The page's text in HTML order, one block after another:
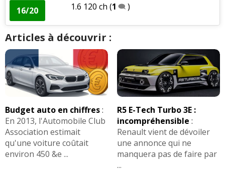
16/20 1.6 120 ch (1 )
Articles à découvrir :
Budget auto en chiffres:
En 2013, l'Automobile Club
Association estimait
qu'une voiture coûtait
environ 450 &e ...
R5 E-Tech Turbo 3E :
incompréhensible :
Renault vient de dévoiler
une annonce qui ne
manquera pas de faire par
...